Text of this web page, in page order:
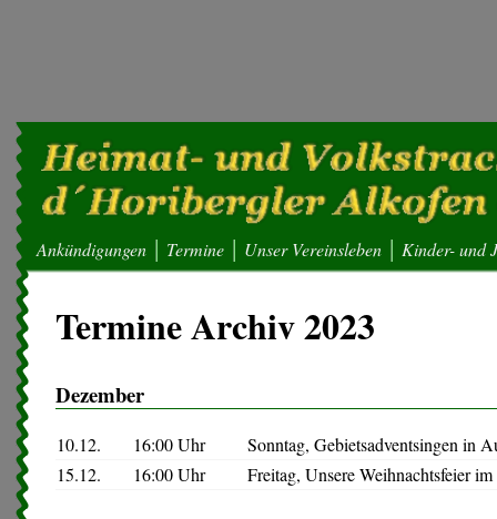
Ankündigungen Termine Unser Vereinsleben Kinder- und
Termine Archiv 2023
Dezember
10.12. 16:00 Uhr
Sonntag, Gebietsadventsingen in
15.12.
16:00 Uhr Freitag, Unsere Weihnachtsfeier